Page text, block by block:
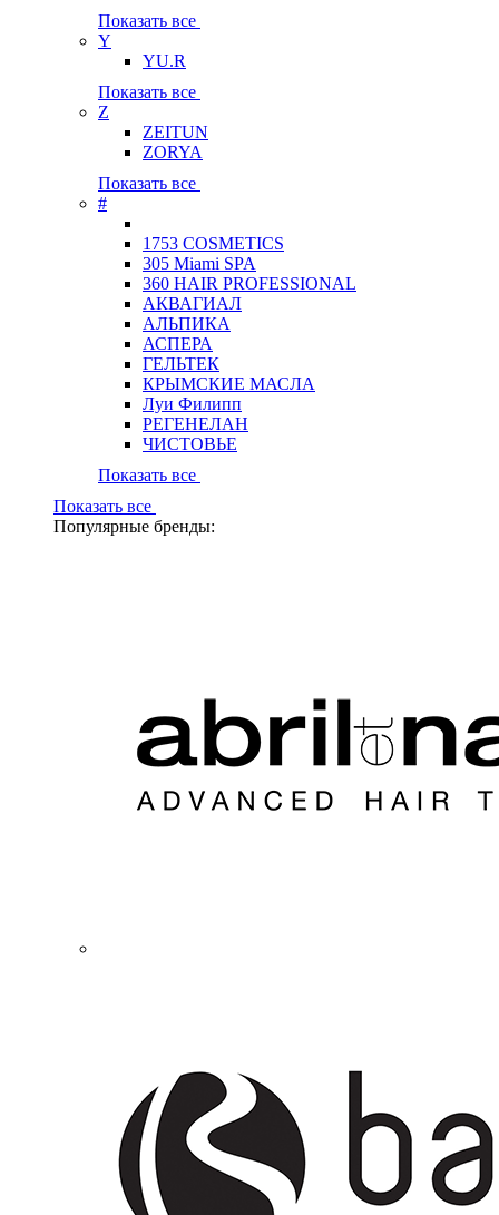
Показать все
Y
YU.R
Показать все
Z
ZEITUN
ZORYA
Показать все
#
1753 COSMETICS
305 Miami SPA
360 HAIR PROFESSIONAL
АКВАГИАЛ
АЛЬПИКА
АСПЕРА
ГЕЛЬТЕК
КРЫМСКИЕ МАСЛА
Луи Филипп
РЕГЕНЕЛАН
ЧИСТОВЬЕ
Показать все
Показать все
Популярные бренды: